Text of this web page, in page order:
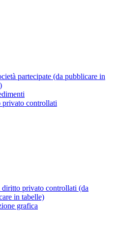
partecipate (da pubblicare in
controllati
privato controllati (da
in tabelle)
grafica